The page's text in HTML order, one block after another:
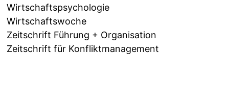
Wirtschaftspsychologie
Wirtschaftswoche
Zeitschrift Führung + Organisation
Zeitschrift für Konfliktmanagement